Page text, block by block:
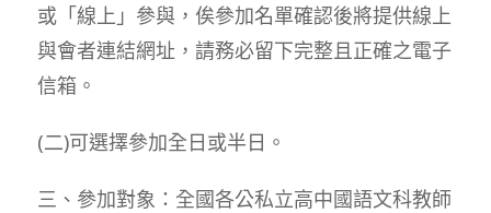
或「線上」參與，俟參加名單確認後將提供線上
與會者連結網址，請務必留下完整且正確之電子
信箱。
(二)可選擇參加全日或半日。
三、參加對象：全國各公私立高中國語文科教師